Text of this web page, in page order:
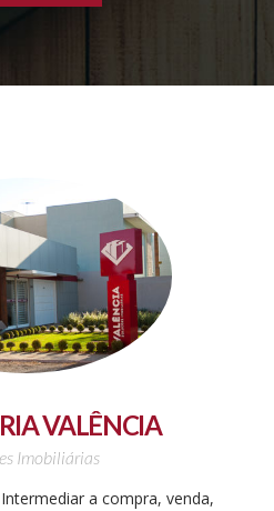
VALÊNCIA
Imobiliárias
a compra, venda,